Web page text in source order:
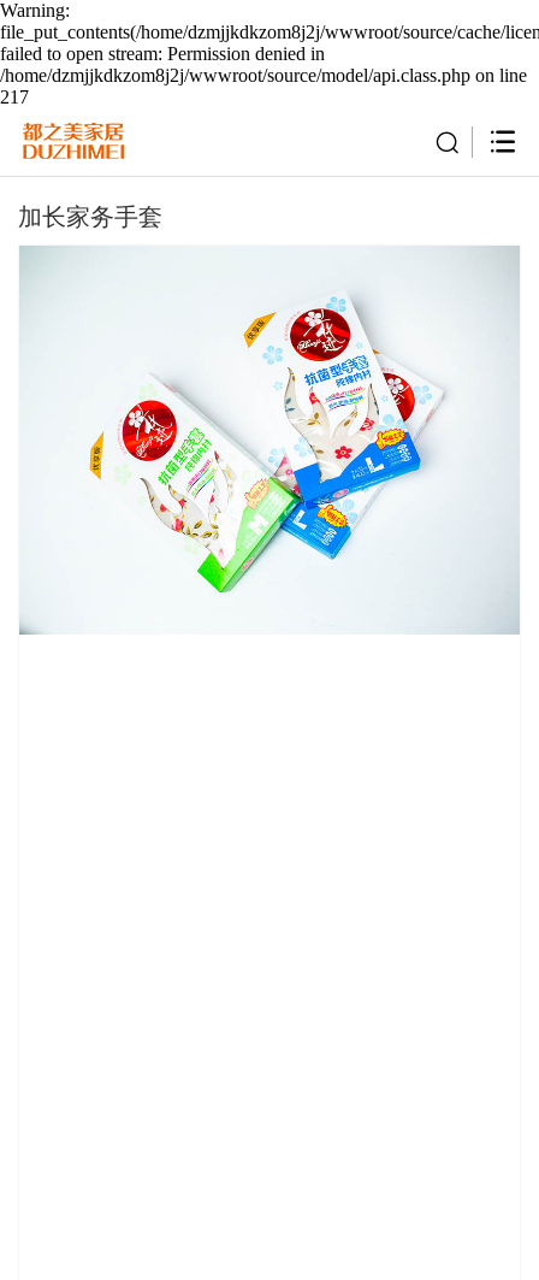
Warning:
file_put_contents(/home/dzmjjkdkzom8j2j/wwwroot/source/cache/
failed to open stream: Permission denied in
/home/dzmjjkdkzom8j2j/wwwroot/source/model/api.class.php on line
217
加长家务手套